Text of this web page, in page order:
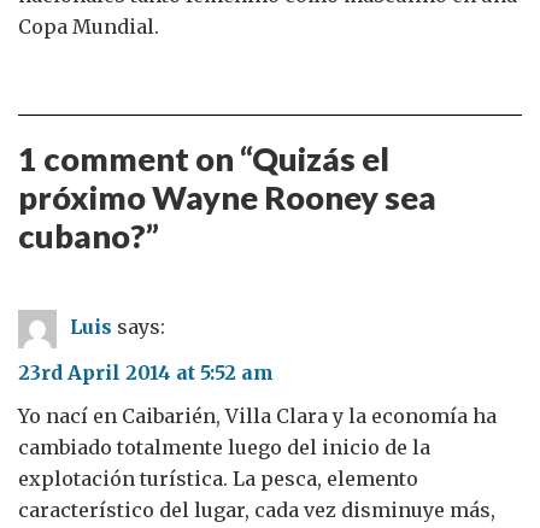
Copa Mundial.
1 comment on “Quizás el
próximo Wayne Rooney sea
cubano?”
Luis says:
23rd April 2014 at 5:52 am
Yo nací en Caibarién, Villa Clara y la economía ha
cambiado totalmente luego del inicio de la
explotación turística. La pesca, elemento
característico del lugar, cada vez disminuye más,